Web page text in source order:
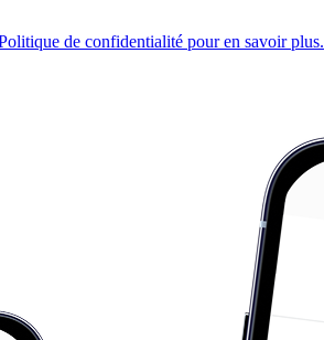
de confidentialité pour en savoir plus.